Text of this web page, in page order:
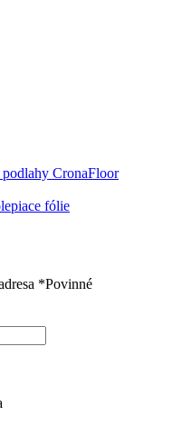
CronaFloor
fólie
*Povinné